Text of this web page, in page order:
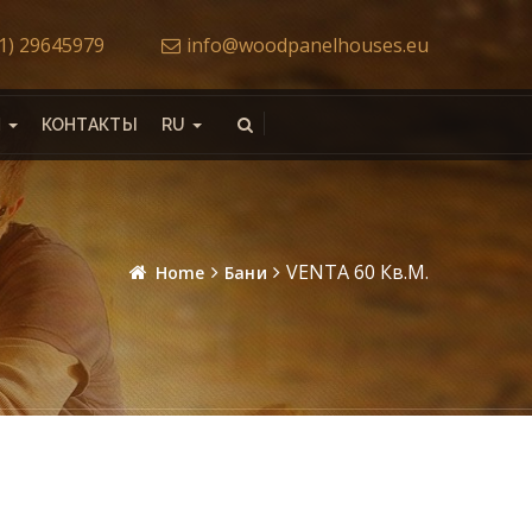
29645979 info@woodpanelhouses.eu
КОНТАКТЫ RU
Home Бани VENTA 60 Кв.м.